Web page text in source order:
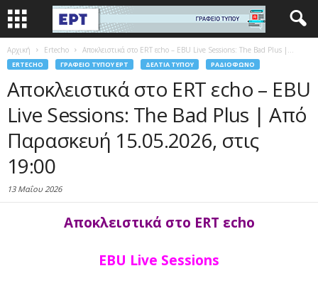
Αρχική Ertecho Αποκλειστικά στο ERT εcho – EBU Live Sessions: The Bad Plus |...
ERTECHO ΓΡΑΦΕΊΟ ΤΎΠΟΥ ΕΡΤ ΔΕΛΤΊΑ ΤΎΠΟΥ ΡΑΔΙΌΦΩΝΟ
Αποκλειστικά στο ERT εcho – EBU
Live Sessions: The Bad Plus | Από
Παρασκευή 15.05.2026, στις
19:00
13 Μαΐου 2026
Αποκλειστικά στο ERT εcho
EBU Live Sessions